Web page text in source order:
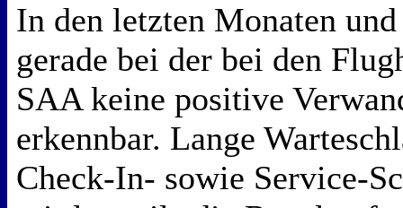
In den letzten Monaten
gerade bei der bei den
SAA keine positive
erkennbar. Lange
Check-In- sowie Service-